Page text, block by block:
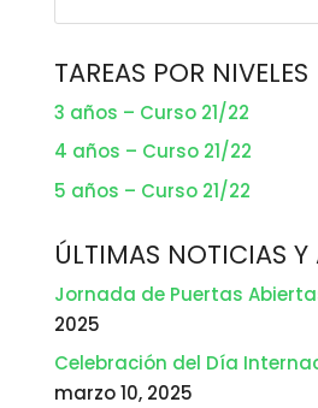
TAREAS POR NIVELES
3 años – Curso 21/22
4 años – Curso 21/22
5 años – Curso 21/22
ÚLTIMAS NOTICIAS Y
Jornada de Puertas
2025
Celebración del Día
marzo 10, 2025